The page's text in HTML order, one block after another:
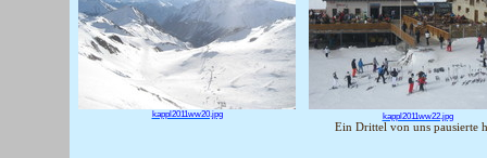
kappl2011ww20.jpg kappl2011ww22.jpg
Ein Drittel von uns pausierte